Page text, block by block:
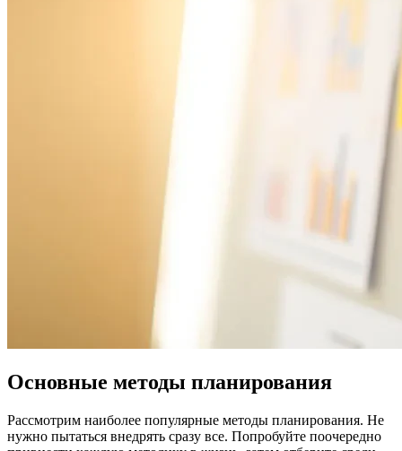
Основные методы планирования
Рассмотрим наиболее популярные методы планирования. Не
нужно пытаться внедрять сразу все. Попробуйте поочередно